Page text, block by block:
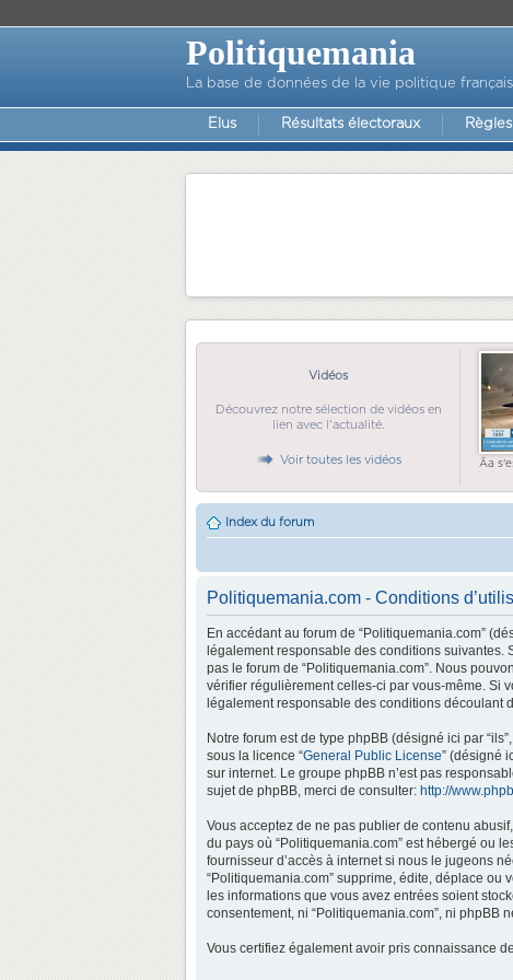
Politiquemania
La base de données de la vie politique
Elus Résultats électoraux
Vidéos
Découvrez notre sélection de vidéos en
lien avec l'actualité.
Voir toutes les vidéos Ãa
Index du forum
Politiquemania.com - Conditions
En accédant au forum de “Politiquemania.com”
légalement responsable des conditions suivantes.
pas le forum de “Politiquemania.com”. Nous
vérifier régulièrement celles-ci par vous-même. Si
légalement responsable des conditions découlant
Notre forum est de type phpBB (désigné ici par
sous la licence “General Public License” (désigné
sur internet. Le groupe phpBB n’est pas
sujet de phpBB, merci de consulter: http://
Vous acceptez de ne pas publier de contenu
du pays où “Politiquemania.com” est hébergé ou
fournisseur d’accès à internet si nous le jugeons
“Politiquemania.com” supprime, édite, déplace ou
les informations que vous avez entrées soient
consentement, ni “Politiquemania.com”, ni phpBB
Vous certifiez également avoir pris connaissance